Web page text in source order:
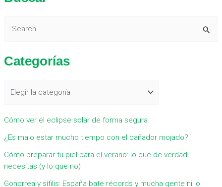
s
p
o
r
:
Categorías
Cómo ver el eclipse solar de forma segura
¿Es malo estar mucho tiempo con el bañador mojado?
Cómo preparar tu piel para el verano: lo que de verdad
necesitas (y lo que no)
Gonorrea y sífilis: España bate récords y mucha gente ni lo